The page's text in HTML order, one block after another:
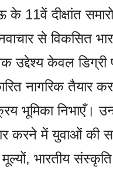
के 11वें दीक्षांत
से विकसित
उद्देश्य केवल
नागरिक तैयार
भूमिका निभाएँ।
करने में युवाओं की
भारतीय संस्कृति